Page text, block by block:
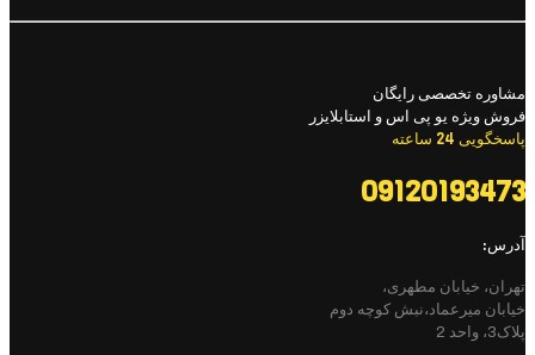
مشاوره تخصصی رایگان
فروش ویژه یو پی اس و استابلایزر
پاسخگویی 24 ساعته
09120193473
آدرس:
تهران، خیابان مطهری،
خیابان میرعماد،نبش کوچه دوم
پلاک3، واحد 2